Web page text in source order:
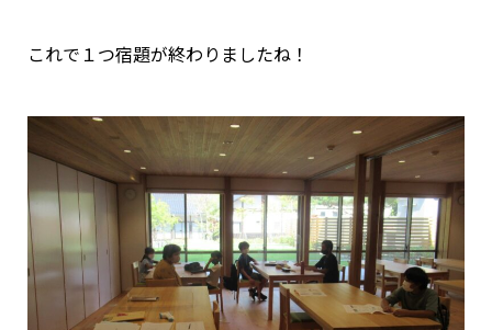
これで１つ宿題が終わりましたね！